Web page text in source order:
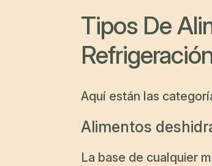
Tipos De
Aquí están las
Alimentos
La base de cualquier